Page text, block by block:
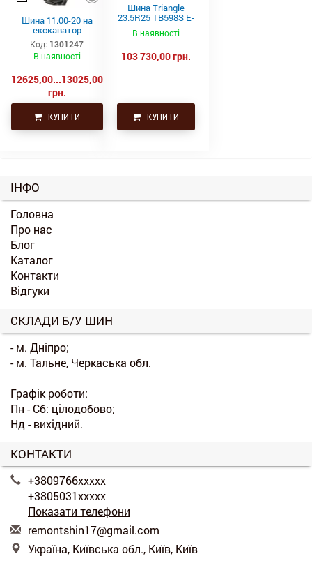
Шина 11.00-20 на
екскаватор
Код: 1301247
В наявності
12625,00...13025,00
грн.
КУПИТИ
Шина Triangle
23.5R25 TB598S E-
4 201A2/185B
В наявності
103 730,00 грн.
КУПИТИ
ІНФО
Головна
Про нас
Блог
Каталог
Контакти
Відгуки
СКЛАДИ Б/У ШИН
- м. Дніпро;
- м. Тальне, Черкаська обл.
Графік роботи:
Пн - Сб: цілодобово;
Нд - вихідний.
КОНТАКТИ
+3809766xxxxx
+3805031xxxxx
Показати телефони
remontshin17@gmail.com
Україна, Київська обл., Київ, Київ